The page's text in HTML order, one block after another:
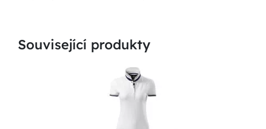
Související produkty